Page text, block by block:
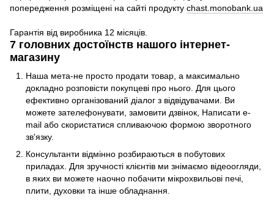
попередження розміщені на сайті продукту chast.monobank.ua
Гарантія від виробника 12 місяців.
7 головних достоїнств нашого інтернет-
магазину
Наша мета-не просто продати товар, а максимально
докладно розповісти покупцеві про нього. Для цього
ефективно організований діалог з відвідувачами. Ви
можете зателефонувати, замовити дзвінок, Написати e-
mail або скористатися спливаючою формою зворотного
зв'язку.
Консультанти відмінно розбираються в побутових
приладах. Для зручності клієнтів ми знімаємо відеоогляди,
в яких ви можете наочно побачити мікрохвильові печі,
плити, духовки та інше обладнання.